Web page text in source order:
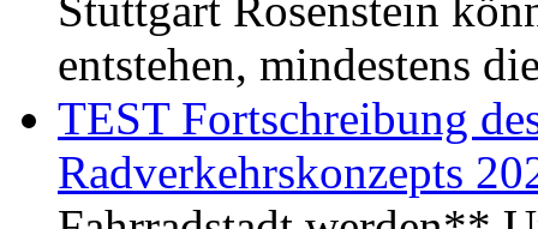
entstehen, mindestens
TEST Fortschreibung
Radverkehrskonzepts